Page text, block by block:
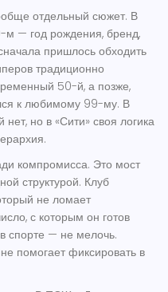
отдельный сюжет. В
м — год рождения, бренд,
пришлось обходить
традиционно
50-й, а позже,
к любимому 99-му. В
нет, но в «Сити» своя логика
компромисса. Это мост
структурой. Клуб
не ломает
с которым он готов
спорте — не мелочь.
помогает фиксировать в